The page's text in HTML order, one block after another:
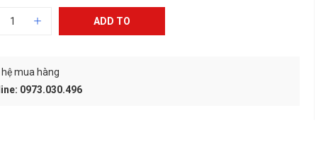
ADD TO
hệ mua hàng
0973.030.496